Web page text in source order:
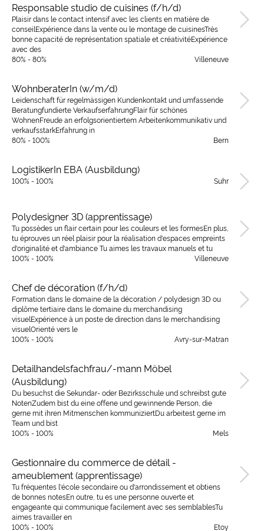
Responsable studio de cuisines (f/h/d)
Plaisir dans le contact intensif avec les clients en matière de
conseilExpérience dans la vente ou le montage de cuisinesTrès
bonne capacité de représentation spatiale et créativitéExpérience
avec des
80% - 80%
Villeneuve
WohnberaterIn (w/m/d)
Leidenschaft für regelmässigen Kundenkontakt und umfassende
Beratungfundierte VerkaufserfahrungFlair für schönes
WohnenFreude an erfolgsorientiertem Arbeitenkommunikativ und
verkaufsstarkErfahrung in
80% - 100%
Bern
LogistikerIn EBA (Ausbildung)
100% - 100% Suhr
Polydesigner 3D (apprentissage)
Tu possèdes un flair certain pour les couleurs et les formesEn plus,
tu éprouves un réel plaisir pour la réalisation d'espaces empreints
d'originalité et d'ambiance Tu aimes les travaux manuels et tu
100% - 100%
Villeneuve
Chef de décoration (f/h/d)
Formation dans le domaine de la décoration / polydesign 3D ou
diplôme tertiaire dans le domaine du merchandising
visuelExpérience à un poste de direction dans le merchandising
visuelOrienté vers le
100% - 100%
Avry-sur-Matran
Detailhandelsfachfrau/-mann Möbel
(Ausbildung)
Du besuchst die Sekundar- oder Bezirksschule und schreibst gute
NotenZudem bist du eine offene und gewinnende Person, die
gerne mit ihren Mitmenschen kommuniziertDu arbeitest gerne im
Team und bist
100% - 100%
Mels
Gestionnaire du commerce de détail -
ameublement (apprentissage)
Tu fréquentes l'école secondaire ou d'arrondissement et obtiens
de bonnes notesEn outre, tu es une personne ouverte et
engageante qui communique facilement avec ses semblablesTu
aimes travailler en
100% - 100%
Etoy